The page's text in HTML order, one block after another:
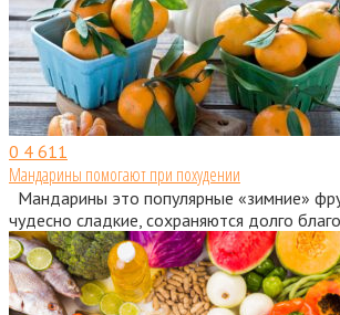
0 4 611
Мандарины помогают при похудении
Мандарины это популярные «зимние»
чудесно сладкие, сохраняются долго